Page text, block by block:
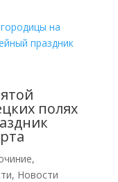
полях
,
, Новости